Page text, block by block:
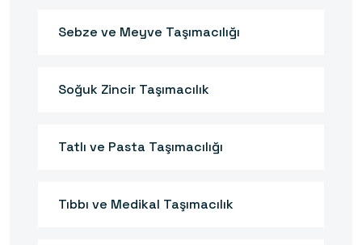
Sebze ve Meyve Taşımacılığı
Soğuk Zincir Taşımacılık
Tatlı ve Pasta Taşımacılığı
Tıbbı ve Medikal Taşımacılık